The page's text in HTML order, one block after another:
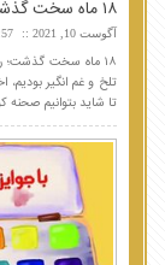
۱۸ ماه سخت گذشت
آگوست 10, 2021
۱۸ ماه سخت گذشت؛
تلخ و غم انگیر بودیم،
تا شاید بتوانیم صحنه